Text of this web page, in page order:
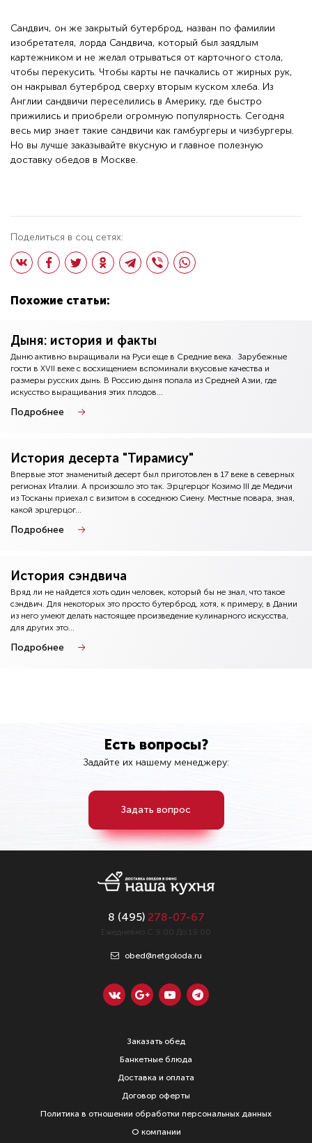
Сандвич, он же закрытый бутерброд, назван по фамилии
изобретателя, лорда Сандвича, который был заядлым
картежником и не желал отрываться от карточного стола,
чтобы перекусить. Чтобы карты не пачкались от жирных рук,
он накрывал бутерброд сверху вторым куском хлеба. Из
Англии сандвичи переселились в Америку, где быстро
прижились и приобрели огромную популярность. Сегодня
весь мир знает такие сандвичи как гамбургеры и чизбургеры.
Но вы лучше заказывайте вкусную и главное полезную
доставку обедов в Москве.
Поделиться в соц сетях:
Похожие статьи:
Дыня: история и факты
Дыню активно выращивали на Руси еще в Средние века. Зарубежные
гости в XVII веке с восхищением вспоминали вкусовые качества и
размеры русских дынь. В Россию дыня попала из Средней Азии, где
искусство выращивания этих плодов...
Подробнее
История десерта "Тирамису"
Впервые этот знаменитый десерт был приготовлен в 17 веке в северных
регионах Италии. А произошло это так. Эрцгерцог Козимо III де Медичи
из Тосканы приехал с визитом в соседнюю Сиену. Местные повара, зная,
какой эрцгерцог...
Подробнее
История сэндвича
Вряд ли не найдется хоть один человек, который бы не знал, что такое
сэндвич. Для некоторых это просто бутерброд, хотя, к примеру, в Дании
из него умеют делать настоящее произведение кулинарного искусства,
для других это...
Подробнее
Есть вопросы?
Задайте их нашему менеджеру:
Задать вопрос
8 (495) 278-07-67
Ежедневно С 9:00 До 19:00
obed@netgoloda.ru
Заказать обед
Банкетные блюда
Доставка и оплата
Договор оферты
Политика в отношении обработки персональных данных
О компании